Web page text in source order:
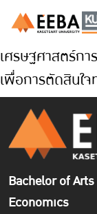
เศรษฐศาสตร์กา
เพื่อการตัดสินใจ
Bachelor of
Economics